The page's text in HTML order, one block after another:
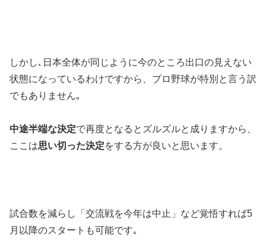
しかし､日本全体が同じように今のところ出口の見えない
状態になっているわけですから、プロ野球が特別と言う訳
でもありません｡
中途半端な決定で再度となるとズルズルと成りますから、
ここは思い切った決定をする方が良いと思います。
試合数を減らし「交流戦を今年は中止」など覚悟すれば5
月以降のスタートも可能です｡